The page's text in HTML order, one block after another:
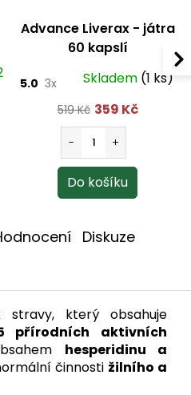
Advance Liverax - játra
60 kapslí
5.0 3x Skladem (1 ks)
519 Kč 359 Kč
Diskuze
stravy, který obsahuje
přírodních aktivních
hesperidinu a
činnosti žilního a